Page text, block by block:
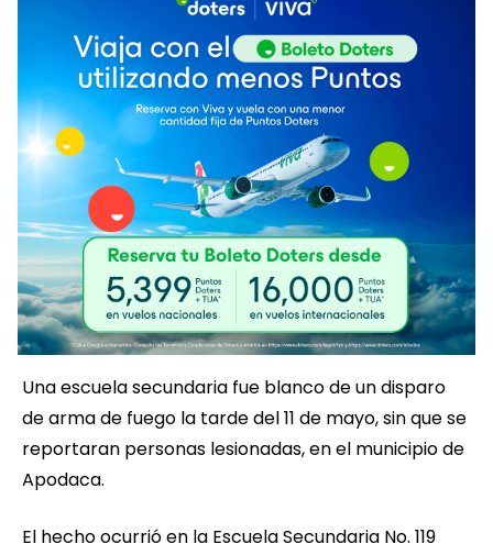
Una escuela secundaria fue blanco de un disparo
de arma de fuego la tarde del 11 de mayo, sin que se
reportaran personas lesionadas, en el municipio de
Apodaca.
El hecho ocurrió en la Escuela Secundaria No. 119